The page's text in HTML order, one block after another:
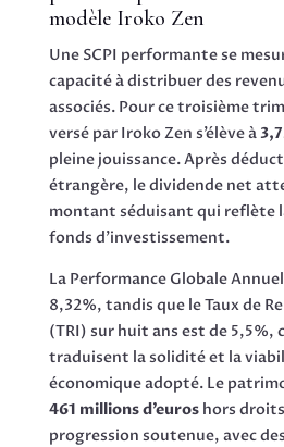
modèle Iroko Zen
Une SCPI performante se
capacité à distribuer des
associés. Pour ce troisième
versé par Iroko Zen s’élève à
pleine jouissance. Après
étrangère, le dividende net
montant séduisant qui reflète
fonds d’investissement.
La Performance Globale
8,32%, tandis que le Taux de
(TRI) sur huit ans est de 5,5%,
traduisent la solidité et la
économique adopté. Le
461 millions d’euroshors
progression soutenue, avec